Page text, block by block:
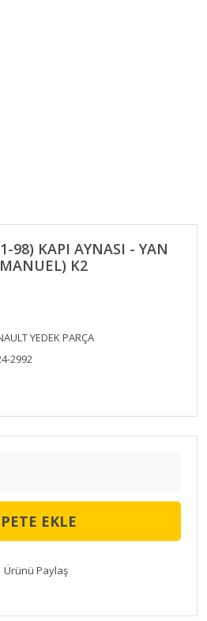
98) KAPI AYNASI - YAN
K2
YEDEK PARÇA
2992
EKLE
Ürünü Paylaş